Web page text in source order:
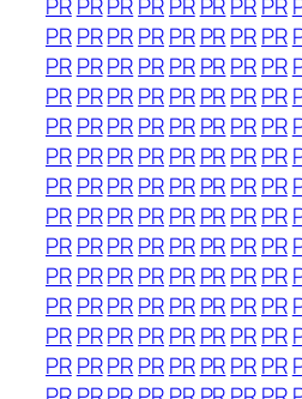
PRPRPRPRPR PRPRPR
PRPRPRPRPR PRPRPR
PRPRPRPRPR PRPRPR
PRPRPRPRPR PRPRPR
PRPRPRPRPR PRPRPR
PRPRPRPRPR PRPRPR
PRPRPRPRPR PRPRPR
PRPRPRPRPR PRPRPR
PRPRPRPRPR PRPRPR
PRPRPRPRPR PRPRPR
PRPRPRPRPR PRPRPR
PRPRPRPRPR PRPRPR